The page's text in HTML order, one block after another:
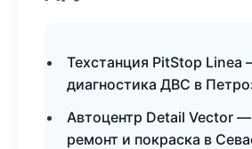
Техстанция PitStop Linea
диагностика ДВС в
Автоцентр Detail Vector
ремонт и покраска в